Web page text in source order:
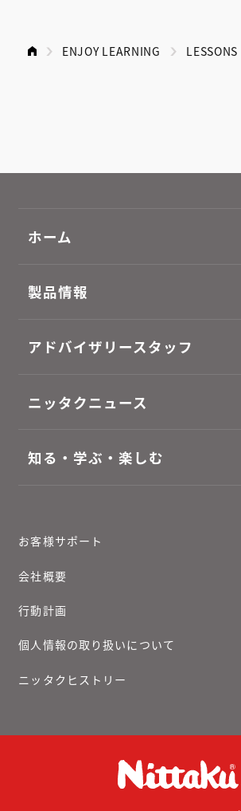
ENJOY LEARNING LESSONS
ホーム
製品情報
アドバイザリースタッフ
ニッタクニュース
知る・学ぶ・楽しむ
お客様サポート
会社概要
行動計画
個人情報の取り扱いについて
ニッタクヒストリー